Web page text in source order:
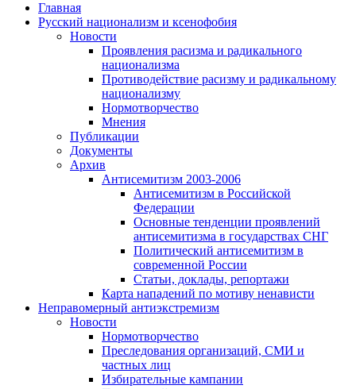
Главная
Русский национализм и ксенофобия
Новости
Проявления расизма и радикального
национализма
Противодействие расизму и радикальному
национализму
Нормотворчество
Мнения
Публикации
Документы
Архив
Антисемитизм 2003-2006
Антисемитизм в Российской
Федерации
Основные тенденции проявлений
антисемитизма в государствах СНГ
Политический антисемитизм в
современной России
Статьи, доклады, репортажи
Карта нападений по мотиву ненависти
Неправомерный антиэкстремизм
Новости
Нормотворчество
Преследования организаций, СМИ и
частных лиц
Избирательные кампании